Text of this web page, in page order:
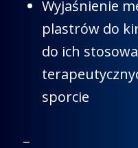
Wyjaśnienie
plastrów do
do ich
sporcie